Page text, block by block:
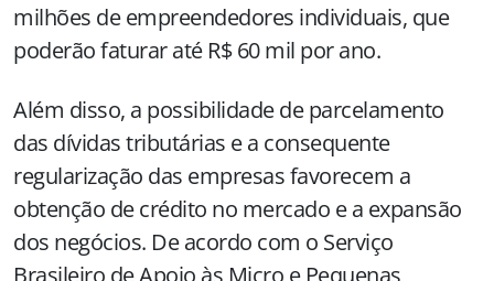
milhões de empreendedores individuais, que
poderão faturar até R$ 60 mil por ano.
Além disso, a possibilidade de parcelamento
das dívidas tributárias e a consequente
regularização das empresas favorecem a
obtenção de crédito no mercado e a expansão
dos negócios. De acordo com o Serviço
Brasileiro de Apoio às Micro e Pequenas